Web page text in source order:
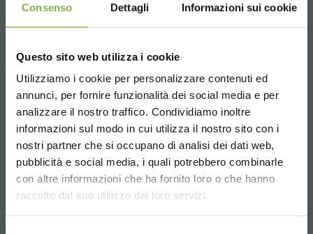
Consenso Dettagli Informazioni sui cookie
Questo sito web utilizza i cookie
Utilizziamo i cookie per personalizzare contenuti ed
annunci, per fornire funzionalità dei social media e per
analizzare il nostro traffico. Condividiamo inoltre
informazioni sul modo in cui utilizza il nostro sito con i
nostri partner che si occupano di analisi dei dati web,
pubblicità e social media, i quali potrebbero combinarle
con altre informazioni che ha fornito loro o che hanno
raccolto dal suo utilizzo dei loro servizi.
СОПУТСТВУЮЩИЕ ТОВАРЫ
Подборка лучших продуктов для продажи на
orlandelli.it
Choose the country you are in and your
language for a better browsing experience
СКАЧАТЬ
ТЕХНИЧЕСКИЙ
ПАСПОРТ